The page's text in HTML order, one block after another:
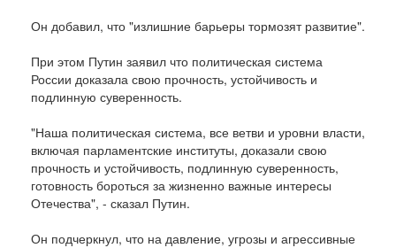
Он добавил, что "излишние барьеры тормозят развитие".
При этом Путин заявил что политическая система
России доказала свою прочность, устойчивость и
подлинную суверенность.
"Наша политическая система, все ветви и уровни власти,
включая парламентские институты, доказали свою
прочность и устойчивость, подлинную суверенность,
готовность бороться за жизненно важные интересы
Отечества", - сказал Путин.
Он подчеркнул, что на давление, угрозы и агрессивные